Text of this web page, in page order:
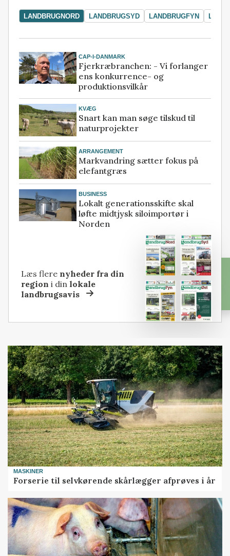
LANDBRUGNORD LANDBRUGSYD LANDBRUGFYN
CAP-I-DANMARK
Fjerkræbranchen: - Vi forlanger
ens konkurrence- og
produktionsvilkår
KVÆG
Snart kan man søge tilskud til
naturprojekter
ARRANGEMENT
Markvandring sætter fokus på
elefantgræs
BUSINESS
Lokalt generationsskifte skal
løfte midtjysk siloimportør i
Norden
Læs flere nyheder fra din
region i dinlokale
landbrugsavis
MASKINER
Forserie til selvkørende skårlægger afprøves i år